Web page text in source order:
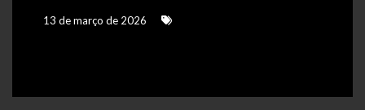
13 de março de 2026